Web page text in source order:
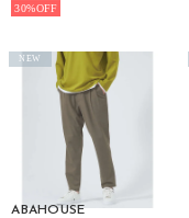
30%
ABAHOUSE
NEW